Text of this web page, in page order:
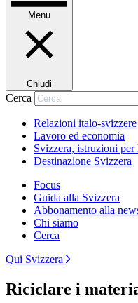
Menu
Chiudi
Cerca
Relazioni italo-svizzere
Lavoro ed economia
Svizzera, istruzioni per
Destinazione Svizzera
Focus
Guida alla Svizzera
Abbonamento alla
Chi siamo
Cerca
Qui Svizzera
Riciclare i